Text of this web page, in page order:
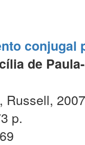
conjugal
de
Russell,
p.